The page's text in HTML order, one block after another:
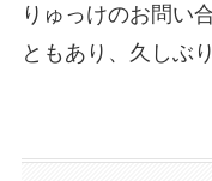
りゅっけのお問い
ともあり、久しぶ